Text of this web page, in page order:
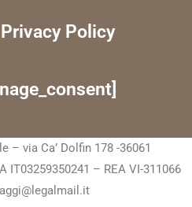
Policy
– via Ca’ Dolfin 178 -36061
IT03259350241 – REA VI-311066